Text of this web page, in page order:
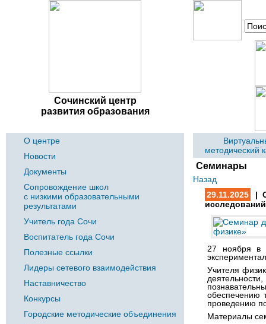
Сочинский центр
развития образования
О центре
Новости
Документы
Сопровождение школ
с низкими образовательными
результатами
Учитель года Сочи
Воспитатель года Сочи
Полезные ссылки
Лидеры сетевого взаимодействия
Наставничество
Конкурсы
Городские методические объединения
методический
Семинары
Назад
29.11.2025
|
27 ноября в
Учителя
обеспечению
проведению
Материалы